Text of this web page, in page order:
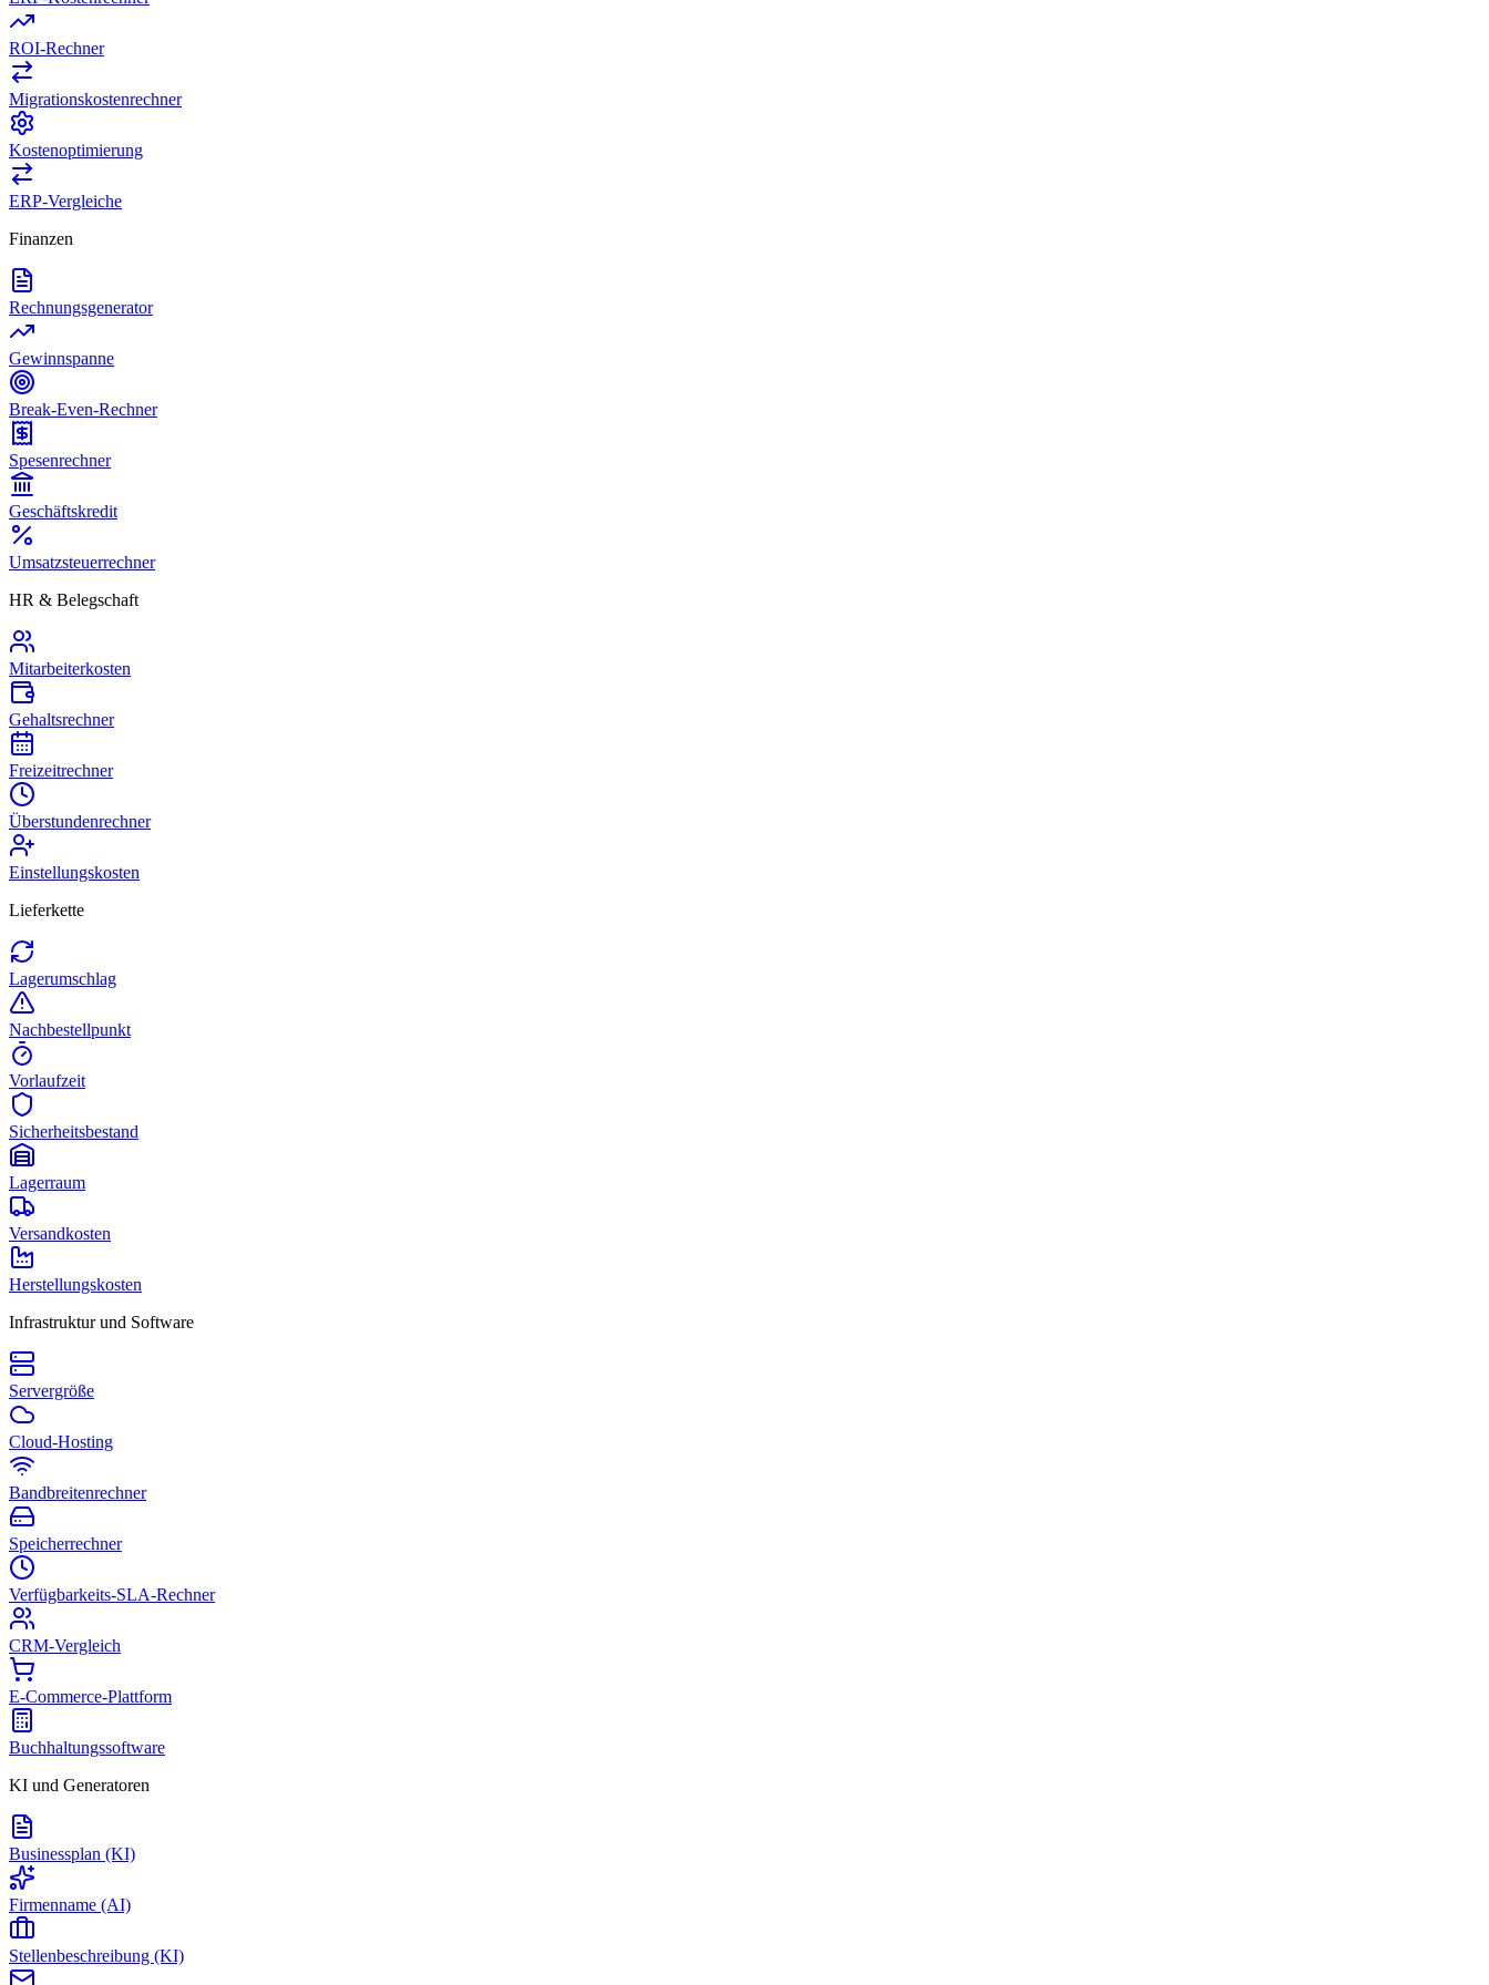
ROI-Rechner
Migrationskostenrechner
Kostenoptimierung
ERP-Vergleiche
Finanzen
Rechnungsgenerator
Gewinnspanne
Break-Even-Rechner
Spesenrechner
Geschäftskredit
Umsatzsteuerrechner
HR & Belegschaft
Mitarbeiterkosten
Gehaltsrechner
Freizeitrechner
Überstundenrechner
Einstellungskosten
Lieferkette
Lagerumschlag
Nachbestellpunkt
Vorlaufzeit
Sicherheitsbestand
Lagerraum
Versandkosten
Herstellungskosten
Infrastruktur und Software
Servergröße
Cloud-Hosting
Bandbreitenrechner
Speicherrechner
Verfügbarkeits-SLA-Rechner
CRM-Vergleich
E-Commerce-Plattform
Buchhaltungssoftware
KI und Generatoren
Businessplan (KI)
Firmenname (AI)
Stellenbeschreibung (KI)